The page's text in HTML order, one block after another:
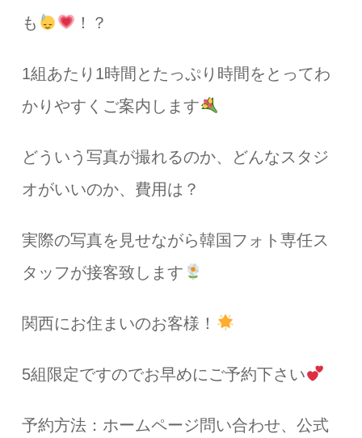
も
！？
1組あたり1時間とたっぷり時間をとってわ
かりやすくご案内します
どういう写真が撮れるのか、どんなスタジ
オがいいのか、費用は？
実際の写真を見せながら韓国フォト専任ス
タッフが接客致します
関西にお住まいのお客様！
5組限定ですのでお早めにご予約下さい
予約方法：ホームページ問い合わせ、公式